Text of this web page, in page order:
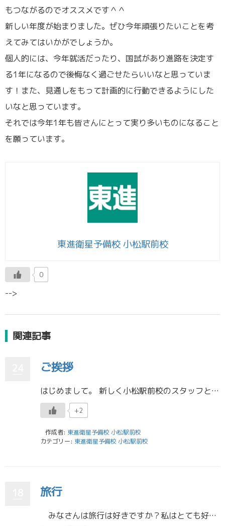
もつながるのでオススメです＾＾
新しい年度が始まりました。ぜひ今年頑張りたいことを考
えてみてはいかがでしょうか。
個人的には、今年就活だったり、国試があり進路を決定す
る1年になるので後悔なく過ごせたらいいなと思っていま
す！また、見通しをもって計画的に行動できるようにした
いなと思っています。
それでは今年1年も皆さんにとって実り多いものになること
を願っています。
東進衛星予備校 小松駅前校
0
-->
関連記事
ご挨拶
はじめまして。 新しく小松駅前校のスタッフとして働かせていただくことになりました、須谷 風凛と申します。 下の名前は「風凛」と書いて「ふわり」と読みます。 母がつけてくれたものでとても気に入っているのですが、なかなか読め […]
+2
作成者: 東進衛星予備校 小松駅前校
カテゴリー: 東進衛星予備校 小松駅前校
旅行
みなさんは旅行は好きですか？私はとても好きなので良く行くのですが、コロナの水際対策なども緩和されたため、先日約３年ぶりに海外旅行に行ってきました。今回の旅先はフィリピンとタイで期間は約3週間。この日のためにバイトを頑張 […]